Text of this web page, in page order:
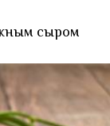
сыром